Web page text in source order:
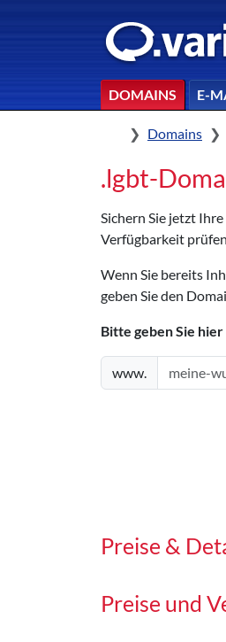
DOMAINS E-
HomeDomains
.lgbt-
Sichern Sie jetzt
Verfügbarkeit
Wenn Sie bereits
geben Sie den
Bitte geben Sie
www.
Preise &
Preise und